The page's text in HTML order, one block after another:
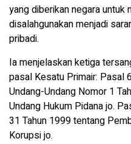
yang diberikan negara untuk
disalahgunakan menjadi
pribadi.
Ia menjelaskan ketiga
pasal Kesatu Primair: Pasal
Undang-Undang Nomor 1
Undang Hukum Pidana jo.
31 Tahun 1999 tentang
Korupsi jo.